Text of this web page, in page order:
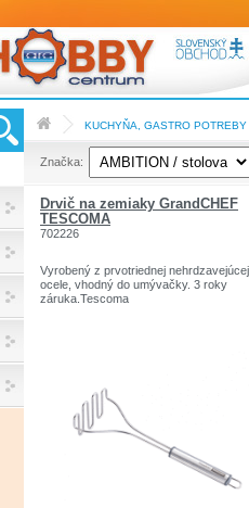
KUCHYŇA, GASTRO POTREBY
Značka:
Drvič na zemiaky GrandCHEF
TESCOMA
702226
Vyrobený z prvotriednej nehrdzavejúcej
ocele, vhodný do umývačky. 3 roky
záruka.Tescoma